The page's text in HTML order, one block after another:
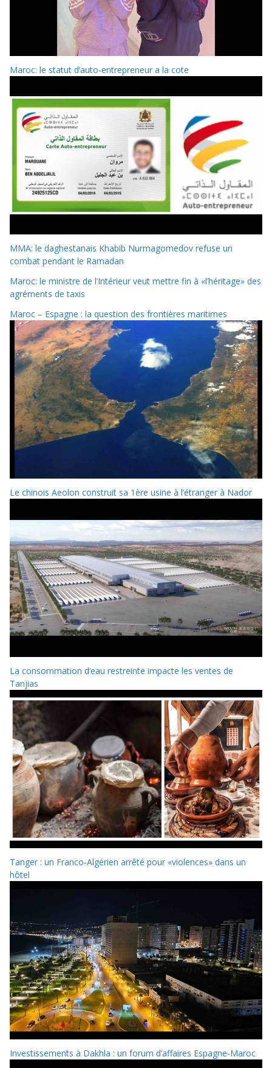
Maroc: le statut d’auto-entrepreneur a la cote
MMA: le daghestanais Khabib Nurmagomedov refuse un
combat pendant le Ramadan
Maroc: le ministre de l’Intérieur veut mettre fin à «l’héritage» des
agréments de taxis
Maroc – Espagne : la question des frontières maritimes
Le chinois Aeolon construit sa 1ère usine à l’étranger à Nador
La consommation d’eau restreinte impacte les ventes de
Tanjias
Tanger : un Franco-Algérien arrêté pour «violences» dans un
hôtel
Investissements à Dakhla : un forum d’affaires Espagne-Maroc